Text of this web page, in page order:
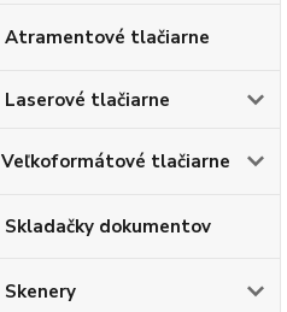
Atramentové tlačiarne
Laserové tlačiarne
Veľkoformátové tlačiarne
Skladačky dokumentov
Skenery